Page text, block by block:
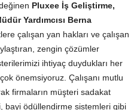
Pluxee İş Geliştirme,
Yardımcısı Berna
çalışan yan hakları ve çalışan
zengin çözümler
ihtiyaç duydukları her
önemsiyoruz. Çalışanı mutlu
firmaların müşteri sadakat
bayi ödüllendirme sistemleri gibi